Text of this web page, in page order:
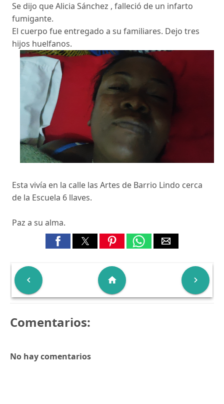
Se dijo que Alicia Sánchez , falleció de un infarto
fumigante.
El cuerpo fue entregado a su familiares. Dejo tres
hijos huelfanos.
Esta vivía en la calle las Artes de Barrio Lindo cerca
de la Escuela 6 llaves.
Paz a su alma.
 
home
Comentarios:
No hay comentarios